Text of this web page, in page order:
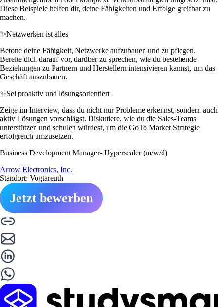
Diese Beispiele helfen dir, deine Fähigkeiten und Erfolge greifbar zu
machen.
✨Netzwerken ist alles
Betone deine Fähigkeit, Netzwerke aufzubauen und zu pflegen.
Bereite dich darauf vor, darüber zu sprechen, wie du bestehende
Beziehungen zu Partnern und Herstellern intensivieren kannst, um das
Geschäft auszubauen.
✨Sei proaktiv und lösungsorientiert
Zeige im Interview, dass du nicht nur Probleme erkennst, sondern auch
aktiv Lösungen vorschlägst. Diskutiere, wie du die Sales-Teams
unterstützen und schulen würdest, um die GoTo Market Strategie
erfolgreich umzusetzen.
Business Development Manager- Hyperscaler (m/w/d)
Arrow Electronics, Inc.
Standort: Vogtareuth
Jetzt bewerben